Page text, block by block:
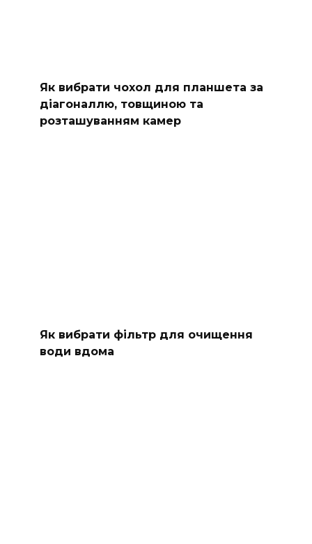
Як вибрати чохол для планшета за
діагоналлю, товщиною та
розташуванням камер
Як вибрати фільтр для очищення
води вдома